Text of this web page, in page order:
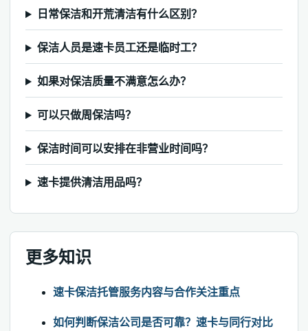
日常保洁和开荒清洁有什么区别？
保洁人员是速卡员工还是临时工？
如果对保洁质量不满意怎么办？
可以只做周保洁吗？
保洁时间可以安排在非营业时间吗？
速卡提供清洁用品吗？
更多知识
速卡保洁托管服务内容与合作关注重点
如何判断保洁公司是否可靠？速卡与同行对比